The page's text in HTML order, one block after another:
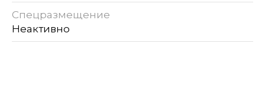
Спецразмещение
Неактивно